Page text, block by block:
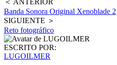
Banda Sonora Original Xenoblade 2
SIGUIENTE ＞
Reto fotográfico
ESCRITO POR:
LUGOILMER